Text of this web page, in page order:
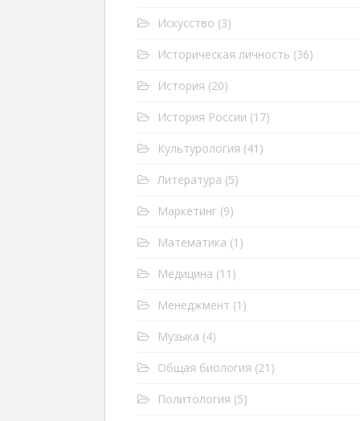
Искусство (3)
Историческая личность (36)
История (20)
История России (17)
Культурология (41)
Литература (5)
Маркетинг (9)
Математика (1)
Медицина (11)
Менеджмент (1)
Музыка (4)
Общая биология (21)
Политология (5)